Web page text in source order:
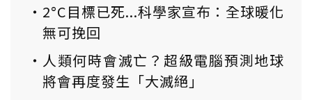
2°C目標已死...科學家宣布：全球暖化
無可挽回
人類何時會滅亡？超級電腦預測地球
將會再度發生「大滅絕」